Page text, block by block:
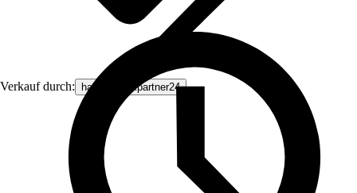
Verkauf durch: haustechnikpartner24